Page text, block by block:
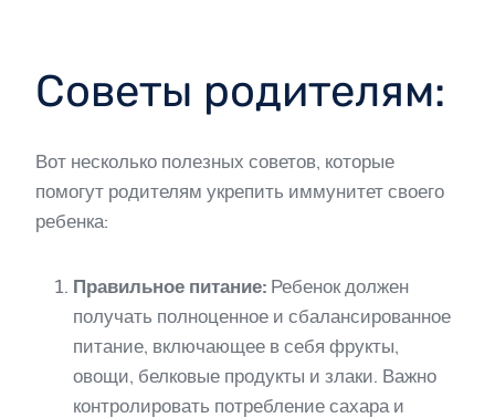
Советы родителям:
Вот несколько полезных советов, которые
помогут родителям укрепить иммунитет своего
ребенка:
Правильное питание: Ребенок должен
получать полноценное и сбалансированное
питание, включающее в себя фрукты,
овощи, белковые продукты и злаки. Важно
контролировать потребление сахара и